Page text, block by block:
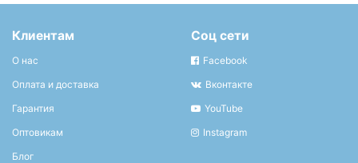
Клиентам
О нас
Оплата и доставка
Гарантия
Оптовикам
Блог
Соц сети
Facebook
Вконтакте
YouTube
Instagram